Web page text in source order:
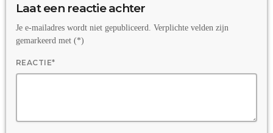
Laat een reactie achter
Je e-mailadres wordt niet gepubliceerd. Verplichte velden zijn
gemarkeerd met (*)
REACTIE*